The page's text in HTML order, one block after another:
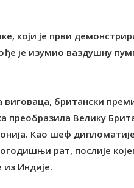
који је први
је изумио ваздушну
британски
преобразила Велику
Као шеф
рат, послије
из Индије.